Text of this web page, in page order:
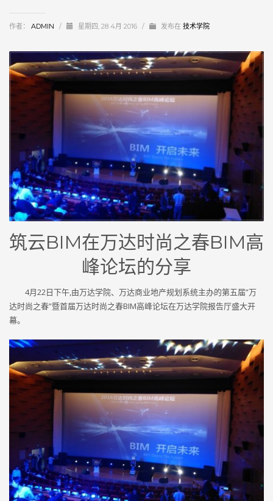
作者： ADMIN / 星期四, 28 4月 2016 / 发布在 技术学院
筑云BIM在万达时尚之春BIM高
峰论坛的分享
4月22日下午,由万达学院、万达商业地产规划系统主办的第五届”万
达时尚之春”暨首届万达时尚之春BIM高峰论坛在万达学院报告厅盛大开
幕。